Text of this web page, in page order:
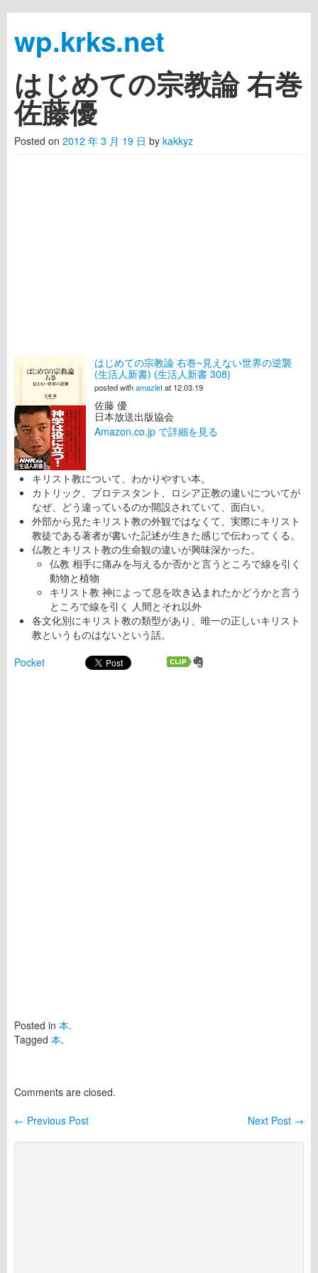
wp.krks.net
Main menu
Skip to primary content
Skip to secondary content
はじめての宗教論 右巻
佐藤優
Posted on 2012 年 3 月 19 日 by kakkyz
はじめての宗教論 右巻~見えない世界の逆襲
(生活人新書) (生活人新書 308)
posted withamazletat 12.03.19
佐藤 優
日本放送出版協会
Amazon.co.jp で詳細を見る
キリスト教について、わかりやすい本。
カトリック、プロテスタント、ロシア正教の違いについてが
なぜ、どう違っているのか開設されていて、面白い。
外部から見たキリスト教の外観ではなくて、実際にキリスト
教徒である著者が書いた記述が生きた感じで伝わってくる。
仏教とキリスト教の生命観の違いが興味深かった。
仏教 相手に痛みを与えるか否かと言うところで線を引く
動物と植物
キリスト教 神によって息を吹き込まれたかどうかと言う
ところで線を引く 人間とそれ以外
各文化別にキリスト教の類型があり、唯一の正しいキリスト
教というものはないという話。
Pocket
Posted in 本.
Tagged 本.
Comments are closed.
Next Post →
← Previous Post